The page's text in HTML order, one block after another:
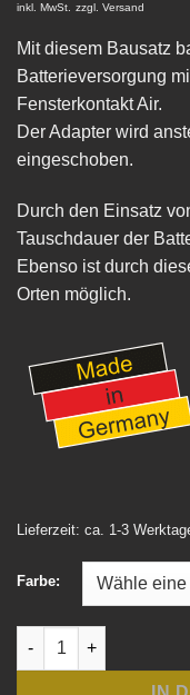
inkl. MwSt. zzgl. Versand
Mit diesem Bausatz
Batterieversorgung
Fensterkontakt Air.
Der Adapter wird
eingeschoben.
Durch den Einsatz
Tauschdauer der
Ebenso ist durch
Orten möglich.
Lieferzeit: ca. 1-3
Farbe:
Bausatz